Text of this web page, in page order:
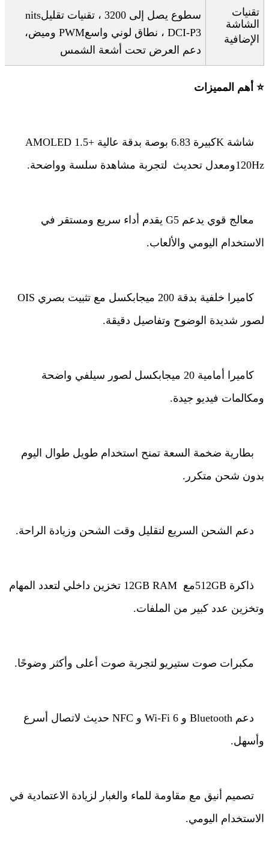
تقنيات
الشاشة
الإضافية
سطوع يصل إلى 3200
، تقنيات تقليل
وميض PWM، نطاق لوني واسع DCI-P3
،
دعم العرض تحت أشعة الشمس
⭐ أهم المميزات
شاشة AMOLED كبيرة 6.83 بوصة بدقة عالية +1.5K
ومعدل تحديث120Hz لتجربة مشاهدة سلسة وواضحة.
معالج قوي يدعم 5 G يقدم أداء سريع ومستقر في
الاستخدام اليومي والألعاب.
كاميرا خلفية بدقة 200 ميجابكسل مع تثبيت بصري
لصور شديدة الوضوح وتفاصيل دقيقة.
كاميرا أمامية 20 ميجابكسل لصور سيلفي واضحة
ومكالمات فيديو جيدة.
بطارية ضخمة السعة تمنح استخدام طويل طوال اليوم
بدون شحن متكرر .
دعم الشحن السريع لتقليل وقت الشحن وزيادة الراحة.
ذاكرة 12GB RAM مع512GB
تخزين داخلي لتعدد المهام
وتخزين عدد كبير من الملفات.
مكبرات صوت ستيريو لتجربة صوت أعلى وأكثر وضوحًا.
دعم NFC و Wi-Fi 6 و Bluetooth
حديث لاتصال أسرع
وأسهل.
تصميم أنيق مع مقاومة للماء والغبار لزيادة الاعتمادية في
الاستخدام اليومي.